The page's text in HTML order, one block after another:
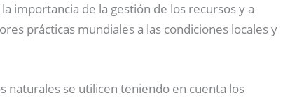
importancia de la gestión de los recursos y a
prácticas mundiales a las condiciones locales y
naturales se utilicen teniendo en cuenta los